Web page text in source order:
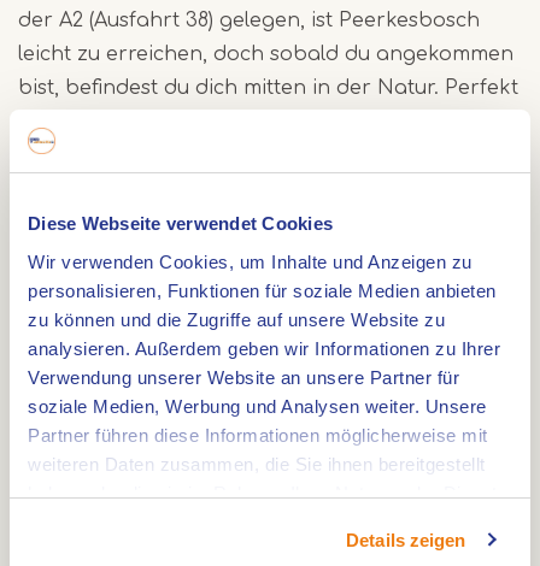
Diese Webseite verwendet Cookies
Wir verwenden Cookies, um Inhalte und Anzeigen zu
personalisieren, Funktionen für soziale Medien anbieten
zu können und die Zugriffe auf unsere Website zu
analysieren. Außerdem geben wir Informationen zu Ihrer
Verwendung unserer Website an unsere Partner für
soziale Medien, Werbung und Analysen weiter. Unsere
Partner führen diese Informationen möglicherweise mit
weiteren Daten zusammen, die Sie ihnen bereitgestellt
haben oder die sie im Rahmen Ihrer Nutzung der Dienste
Details zeigen
der A2 (Ausfahrt 38) gelegen, ist Peerkesbosch
leicht zu erreichen, doch sobald du angekommen
bist, befindest du dich mitten in der Natur. Perfekt
angenehmer Zwischenstopp unterwegs.
Von Peerkesbosch aus entdecken Sie den
Weerterbos von seiner schönsten Seite. Wandern
Sie über gewundene Pfade, durchqueren Sie
offene Heidefelder und besuchen Sie Orte wie
das Grenz-Kirchen-Denkmal oder den
Aussichtsturm. Mit etwas Glück sehen Sie
unterwegs sogar Rotwild oder anderes Wild. Auch
Radfahrer können hier dank des ausgedehnten
Knotenpunktnetzes in der Region in alle